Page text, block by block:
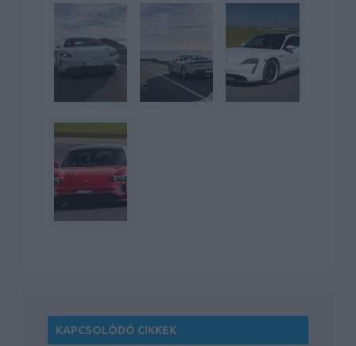
KAPCSOLÓDÓ CIKKEK